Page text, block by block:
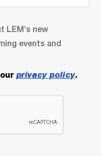
LEM’s new
events and
privacy policy.